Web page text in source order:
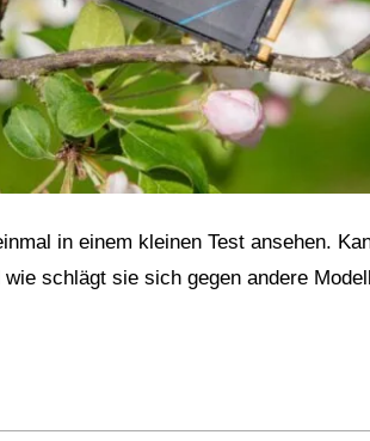
in einem kleinen Test ansehen.
schlägt sie sich gegen andere